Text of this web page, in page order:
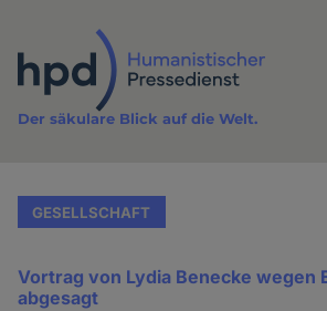
Inhalt
Der säkulare Blick auf die Welt.
GESELLSCHAFT
Vortrag von Lydia Benecke wegen
abgesagt